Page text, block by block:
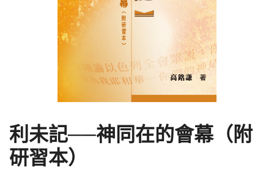
利未記──神同在的會幕（附
研習本）